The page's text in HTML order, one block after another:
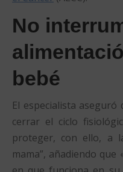
No
bebé
El especialista
cerrar el ciclo
proteger, con ello, a
mama”, añadiendo